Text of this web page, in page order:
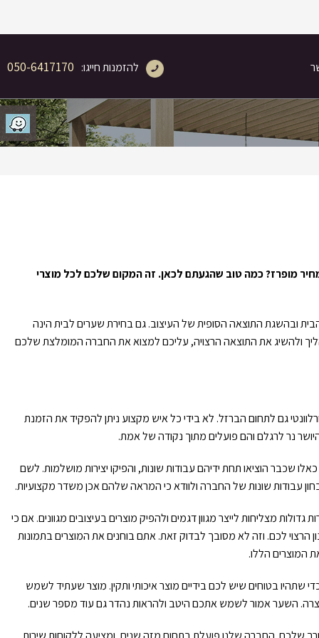
להזמנות חייגו: 050-6417170
מופרז? כמה טוב שהגעתם לכאן. זה המקום שלכם לכל מוצרי
ובהשגת התוצאה הסופית של העיצוב. גם בחירת שערים לבית הינה
ולהשיג את התוצאה הרצויה, עליכם למצוא את החברה המומלצת שלכם
גם לתחום הברזל. לא בידי כל איש מקצוע ניתן להפקיד את הזמנת
נר לרגלם והם פועלים מתוך נקודה של אמת.
שכבר הוציאו תחת ידיהם עבודות שונות, והפיקו יצירות מושלמות. לשם
עבודות שונות של החברה ולוודא כי המראה שלהם אכן משדר מקצועיות.
מצליחות לייצר מגוון דגמים ולהפיק מוצרים בעיצובים מגוונים. אם כי
הרצוי לכם. וזה לא מסובך לבדוק זאת. אתם בוחנים את המוצרים בתמונות
המוצרים הללו.
שתהיו בטוחים שיש לכם בידיים מוצר איכותי ותקין. מוצר שעתיד לשמש
השער אמור לשמש אתכם היטב ולהראות נהדר גם עוד מספר שנים.